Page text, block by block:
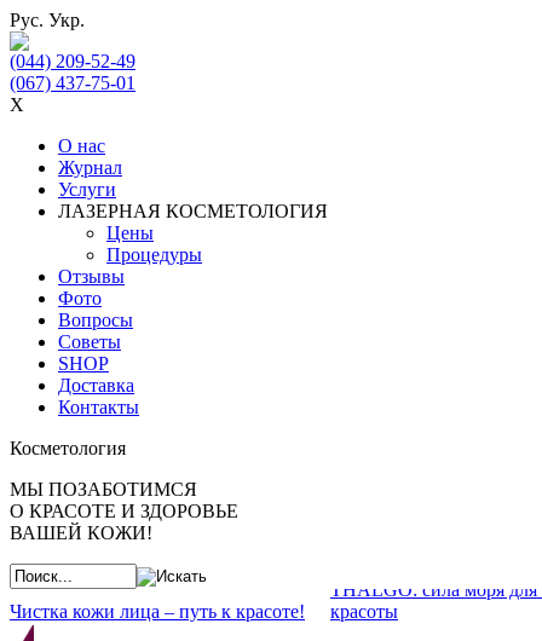
Рус. Укр.
(044) 209-52-49
(067) 437-75-01
X
О нас
Журнал
Услуги
ЛАЗЕРНАЯ КОСМЕТОЛОГИЯ
Цены
Процедуры
Отзывы
Фото
Вопросы
Советы
SHOP
Доставка
Контакты
Косметология
МЫ ПОЗАБОТИМСЯ
О КРАСОТЕ И ЗДОРОВЬЕ
ВАШЕЙ КОЖИ!
Чистка кожи лица – путь к красоте!
THALGO: сила моря
красоты